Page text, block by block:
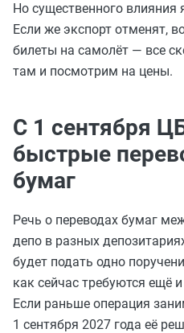
Но существенного влияния
Если же экспорт отменят,
билеты на самолёт — все
там и посмотрим на цены.
С 1 сентября
быстрые
бумаг
Речь о переводах бумаг
депо в разных
будет подать одно
как сейчас требуются ещё
Если раньше операция
1 сентября 2027 года её